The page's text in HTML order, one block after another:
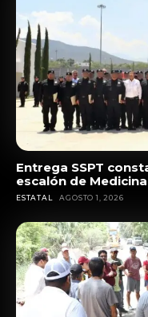
Entrega SSPT
escalón de
ESTATAL AGOSTO 1, 2026